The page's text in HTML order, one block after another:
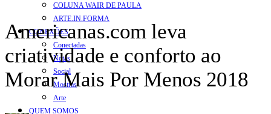
COLUNA WAIR DE PAULA
ARTE.IN.FORMA
CONEXÕES
Conectadas
Notas
Social
Mostras
Arte
QUEM SOMOS
Americanas.com leva
criatividade e conforto ao
Morar Mais Por Menos 2018